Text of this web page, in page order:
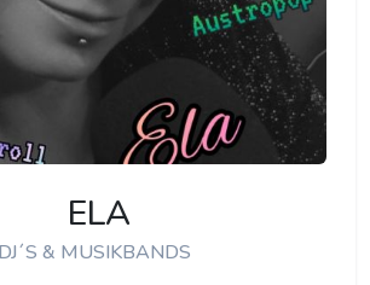
ELA
DJ´S & MUSIKBANDS